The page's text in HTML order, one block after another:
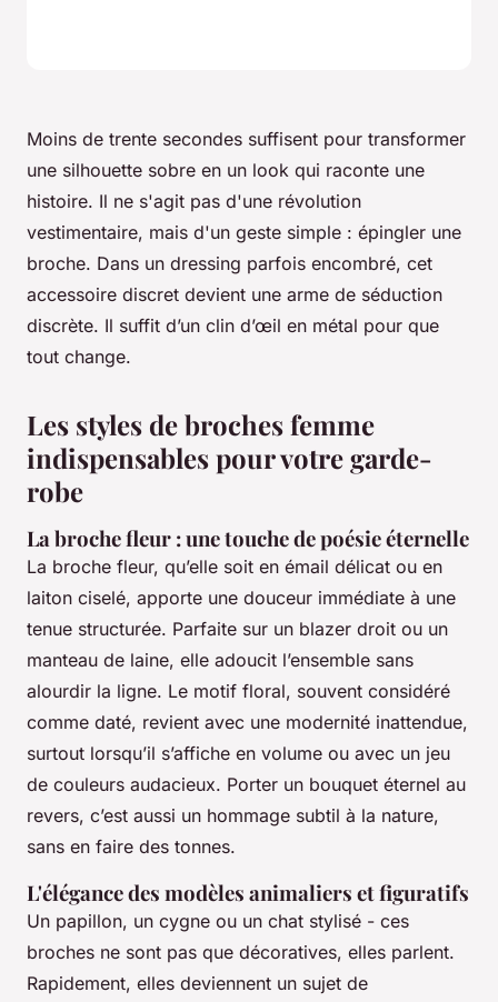
Moins de trente secondes suffisent pour transformer
une silhouette sobre en un look qui raconte une
histoire. Il ne s'agit pas d'une révolution
vestimentaire, mais d'un geste simple : épingler une
broche. Dans un dressing parfois encombré, cet
accessoire discret devient une arme de séduction
discrète. Il suffit d’un clin d’œil en métal pour que
tout change.
Les styles de broches femme
indispensables pour votre garde-
robe
La broche fleur : une touche de poésie éternelle
La broche fleur, qu’elle soit en émail délicat ou en
laiton ciselé, apporte une douceur immédiate à une
tenue structurée. Parfaite sur un blazer droit ou un
manteau de laine, elle adoucit l’ensemble sans
alourdir la ligne. Le motif floral, souvent considéré
comme daté, revient avec une modernité inattendue,
surtout lorsqu’il s’affiche en volume ou avec un jeu
de couleurs audacieux. Porter un bouquet éternel au
revers, c’est aussi un hommage subtil à la nature,
sans en faire des tonnes.
L'élégance des modèles animaliers et figuratifs
Un papillon, un cygne ou un chat stylisé - ces
broches ne sont pas que décoratives, elles parlent.
Rapidement, elles deviennent un sujet de